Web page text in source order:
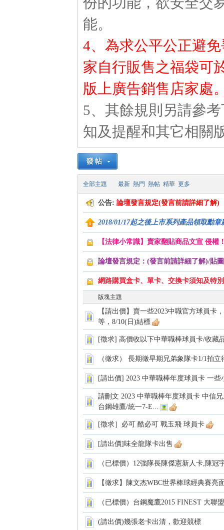
能。
4、為求公平公正避
家自行販售之福袋可
版上廣告銷售店家處
5、其餘規則另請參
知及提醒和其它相關
全部主題 最新 熱門 熱帖 精華 更多
公告: 論壇發言規定(發言前請詳細了解)
2018/01/17起之後上市系列產品領取勳
【法律小常識】賣家翻貼商品文宣 侵權
論壇發言規定：(發言前請詳細了解)/貼
網路購買盒卡、單卡、交換卡須知及特
版塊主題
【請出價】賣一些2023中職官方球員卡
等，8/10(日)結標
[徵求] 高價收以下中華職棒球員卡/收藏
（徵求） 長期徵早期兄弟象隊卡1/1拍立
[請出價] 2023 中華職棒年度球員卡 一些
請刪文 2023 中華職棒年度球員卡 中信
台鋼雄鷹/統一7-E...
[徵求］必可 酷必可 戰玉飛 球員卡
[請出價]味全龍隊卡出售
（已標價）12強隊長陳傑憲新人卡,陳冠
【徵求】陳文杰WBC世界棒球經典賽亮
（已標價）台鋼魔鷹2015 FINEST 大聯
(請出價)幾張老卡出清，歡迎競標